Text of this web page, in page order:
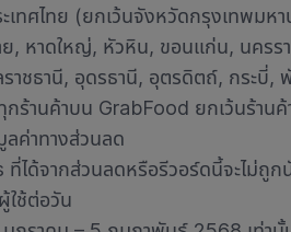
ะเทศไทย (ยกเว้นจังหวัดกรุงเทพ
าย, หาดใหญ่, หัวหิน, ขอนแก่น, นคร
าชธานี, อุดรธานี, อุตรดิตถ์, กระบี่,
กร้านค้าบน GrabFood ยกเว้นร้า
ลค่าทางส่วนลด
ได้จากส่วนลดหรือรีวอร์ดนี้จะไม่ถูก
ใช้ต่อวัน